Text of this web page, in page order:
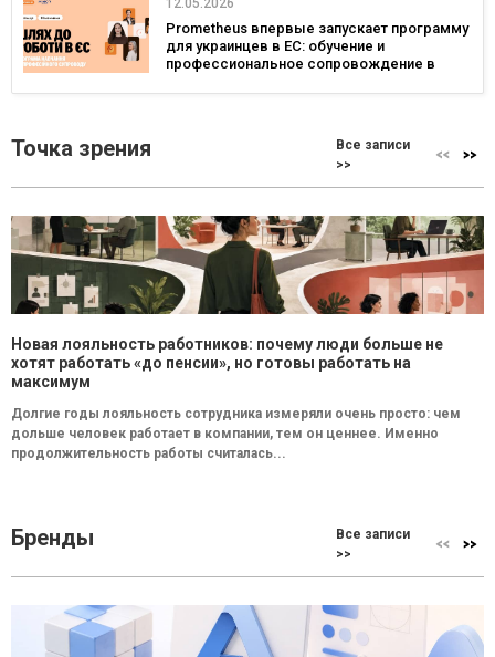
Prometheus впервые запускает программу
для украинцев в ЕС: обучение и
профессиональное сопровождение в
Точка зрения
Все записи
>>
Новая лояльность работников: почему люди больше не
хотят работать «до пенсии», но готовы работать на
максимум
Долгие годы лояльность сотрудника измеряли очень просто: чем
дольше человек работает в компании, тем он ценнее. Именно
продолжительность работы считалась...
Бренды
Все записи
>>